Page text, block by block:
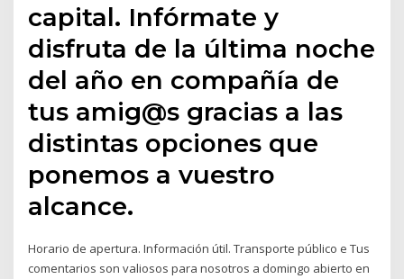
capital. Infórmate y
disfruta de la última noche
del año en compañía de
tus amig@s gracias a las
distintas opciones que
ponemos a vuestro
alcance.
Horario de apertura. Información útil. Transporte público e Tus
comentarios son valiosos para nosotros a domingo abierto en